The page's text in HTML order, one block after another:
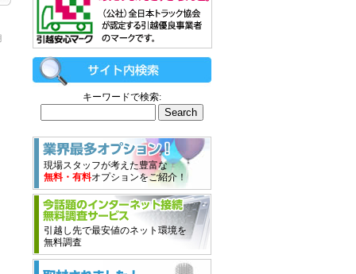
キーワードで検索:
現場スタッフが考えた豊富な
無料・有料オプションをご紹介！
引越し先で最安値のネット環境を
無料調査